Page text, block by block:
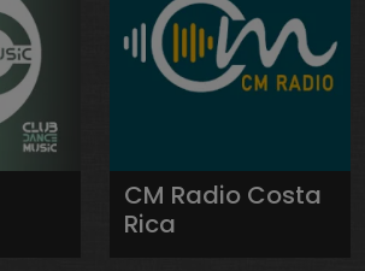
CM Radio Costa
Rica